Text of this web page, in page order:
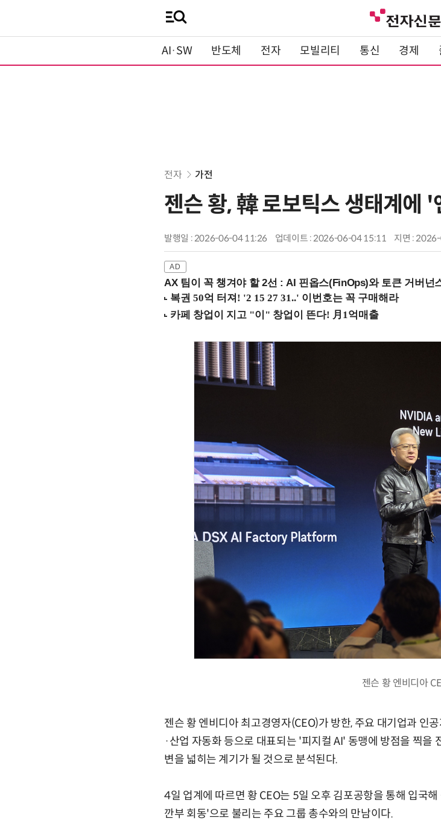
AI·SW 반도체 전자 모빌리티 통신 경제
전자 가전
젠슨 황, 韓 로보틱스 생태계에
발행일 : 2026-06-04 11:26 업데이트 : 2026-06-04 15:11 지면 :
AX 팀이 꼭 챙겨야 할 2선 : AI 핀옵스(FinOps)와 토큰 거버넌
젠슨 황 엔비디아
젠슨 황 엔비디아 최고경영자(CEO)가 방한, 주요 대기업과 인
·산업 자동화 등으로 대표되는 '피지컬 AI' 동맹에 방점을 찍을
변을 넓히는 계기가 될 것으로 분석된다.
4일 업계에 따르면 황 CEO는 5일 오후 김포공항을 통해 입국
깐부 회동'으로 불리는 주요 그룹 총수와의 만남이다.